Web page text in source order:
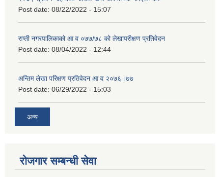
Post date: 08/22/2022 - 15:07
राप्ती नगरपालिकाको आ व ०७७/७८ को लेखापरीक्षण प्रतिवेदन
Post date: 08/04/2022 - 12:44
अन्तिम लेखा परिक्षण प्रतिवेदन आ व २०७६।७७
Post date: 06/29/2022 - 15:03
अन्य
रोजगार सम्बन्धी सेवा